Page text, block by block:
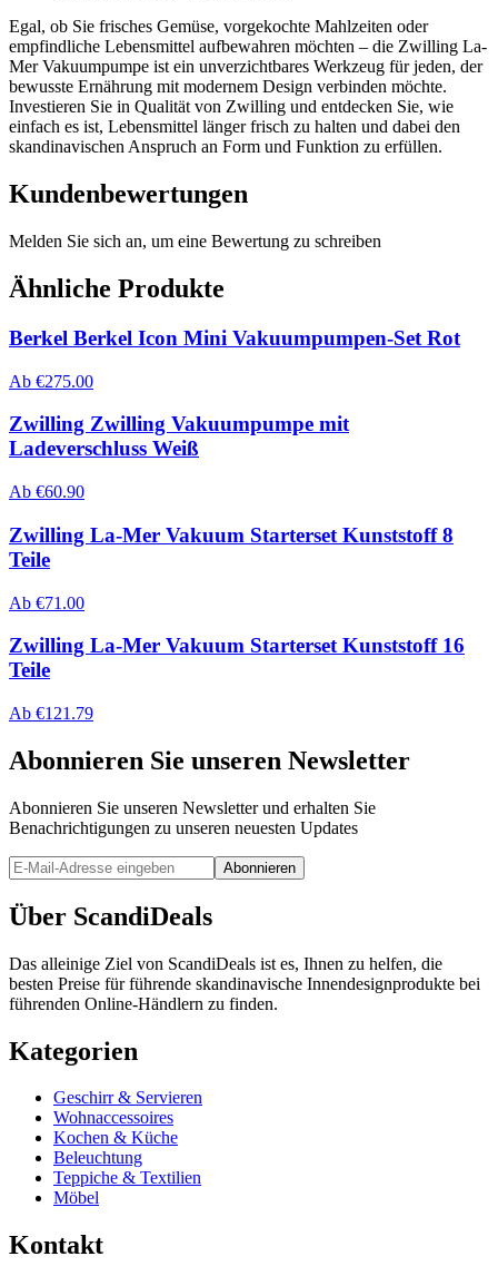
Egal, ob Sie frisches Gemüse, vorgekochte Mahlzeiten oder
empfindliche Lebensmittel aufbewahren möchten – die Zwilling La-
Mer Vakuumpumpe ist ein unverzichtbares Werkzeug für jeden, der
bewusste Ernährung mit modernem Design verbinden möchte.
Investieren Sie in Qualität von Zwilling und entdecken Sie, wie
einfach es ist, Lebensmittel länger frisch zu halten und dabei den
skandinavischen Anspruch an Form und Funktion zu erfüllen.
Kundenbewertungen
Melden Sie sich an, um eine Bewertung zu schreiben
Ähnliche Produkte
Berkel Berkel Icon Mini Vakuumpumpen-Set Rot
Ab €275.00
Zwilling Zwilling Vakuumpumpe mit
Ladeverschluss Weiß
Ab €60.90
Zwilling La-Mer Vakuum Starterset Kunststoff 8
Teile
Ab €71.00
Zwilling La-Mer Vakuum Starterset Kunststoff 16
Teile
Ab €121.79
Abonnieren Sie unseren Newsletter
Abonnieren Sie unseren Newsletter und erhalten Sie
Benachrichtigungen zu unseren neuesten Updates
Abonnieren
Über ScandiDeals
Das alleinige Ziel von ScandiDeals ist es, Ihnen zu helfen, die
besten Preise für führende skandinavische Innendesignprodukte bei
führenden Online-Händlern zu finden.
Kategorien
Geschirr & Servieren
Wohnaccessoires
Kochen & Küche
Beleuchtung
Teppiche & Textilien
Möbel
Kontakt